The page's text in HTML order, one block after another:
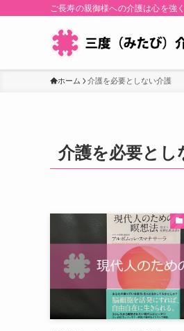
ご長寿の親御様への介護は心を強
ホーム 介護を必要としない介護
介護を必要とし